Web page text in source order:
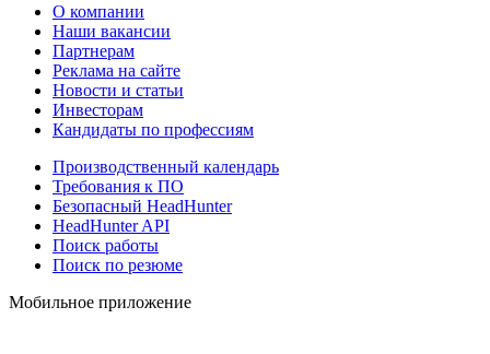
О компании
Наши вакансии
Партнерам
Реклама на сайте
Новости и статьи
Инвесторам
Кандидаты по профессиям
Производственный календарь
Требования к ПО
Безопасный HeadHunter
HeadHunter API
Поиск работы
Поиск по резюме
Мобильное приложение